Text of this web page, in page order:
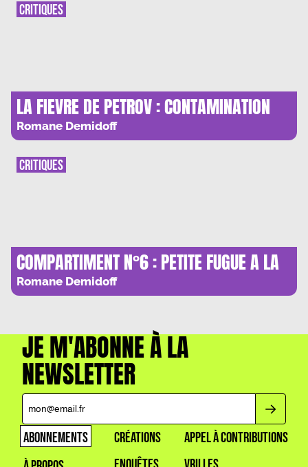
LA FIEVRE DE PETROV : CONTAMINATION
FILMIQUE
Romane Demidoff
CRITIQUES
COMPARTIMENT N°6 : PETITE FUGUE A LA
MODE FINLANDAISE
Romane Demidoff
CRITIQUES
JE M'ABONNE À LA
NEWSLETTER
ABONNEMENTS
CRÉATIONS
APPEL À CONTRIBUTIONS